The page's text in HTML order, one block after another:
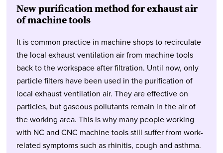
New purification method for exhaust air
of machine tools
It is common practice in machine shops to recirculate
the local exhaust ventilation air from machine tools
back to the workspace after filtration. Until now, only
particle filters have been used in the purification of
local exhaust ventilation air. They are effective on
particles, but gaseous pollutants remain in the air of
the working area. This is why many people working
with NC and CNC machine tools still suffer from work-
related symptoms such as rhinitis, cough and asthma.